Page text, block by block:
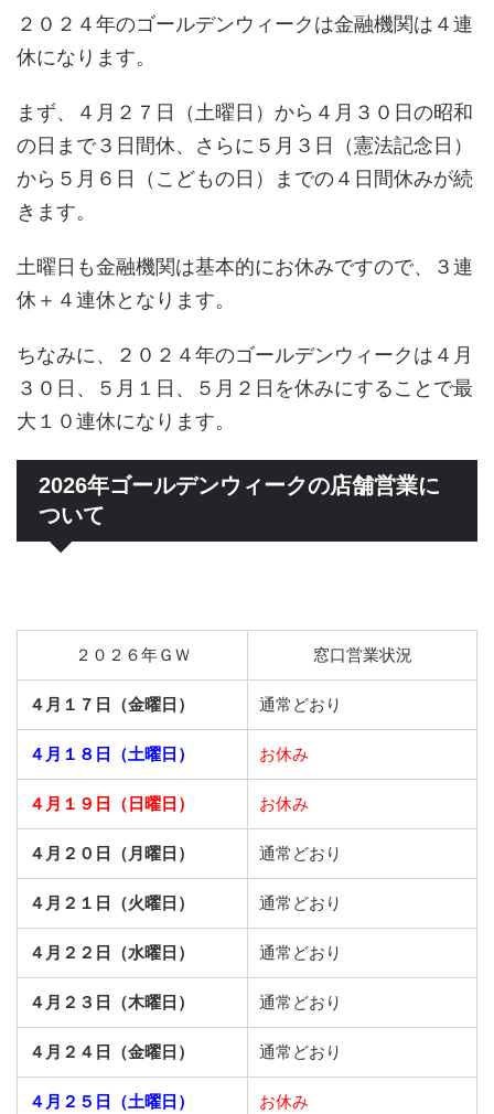
２０２４年のゴールデンウィークは金融機関は４連
休になります。
まず、４月２７日（土曜日）から４月３０日の昭和
の日まで３日間休、さらに５月３日（憲法記念日）
から５月６日（こどもの日）までの４日間休みが続
きます。
土曜日も金融機関は基本的にお休みですので、３連
休＋４連休となります。
ちなみに、２０２４年のゴールデンウィークは４月
３０日、５月１日、５月２日を休みにすることで最
大１０連休になります。
2026年ゴールデンウィークの店舗営業に
ついて
２０２６年ＧＷ 窓口営業状況
４月１７日（金曜日） 通常どおり
４月１８日（土曜日） お休み
４月１９日（日曜日） お休み
４月２０日（月曜日） 通常どおり
４月２１日（火曜日） 通常どおり
４月２２日（水曜日） 通常どおり
４月２３日（木曜日） 通常どおり
４月２４日（金曜日） 通常どおり
４月２５日（土曜日） お休み